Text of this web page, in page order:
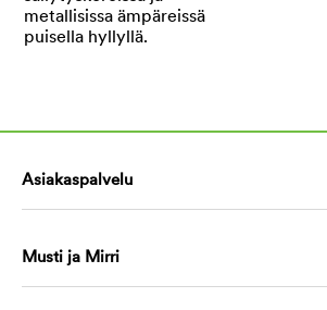
Asiakaspalvelu
Musti ja Mirri